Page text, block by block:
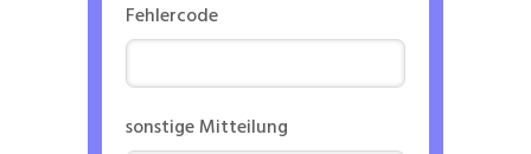
Fehlercode
sonstige Mitteilung